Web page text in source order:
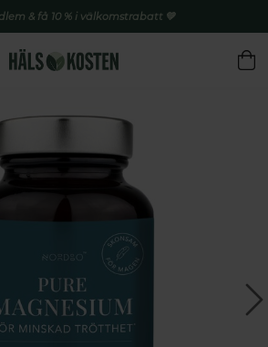
& få 10 % i välkomstrabatt 💚